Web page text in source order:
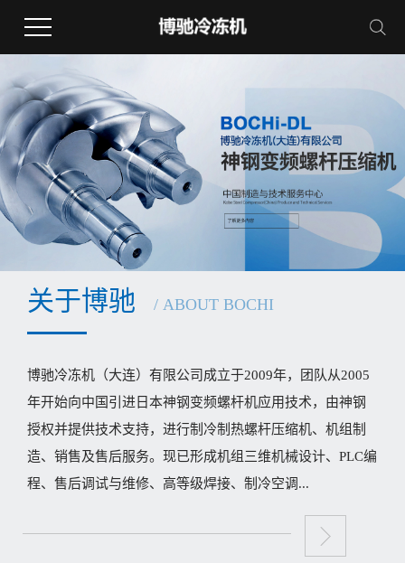
关于博驰 / ABOUT BOCHI
博驰冷冻机（大连）有限公司成立于2009年，团队从2005
年开始向中国引进日本神钢变频螺杆机应用技术，由神钢
授权并提供技术支持，进行制冷制热螺杆压缩机、机组制
造、销售及售后服务。现已形成机组三维机械设计、PLC编
程、售后调试与维修、高等级焊接、制冷空调...